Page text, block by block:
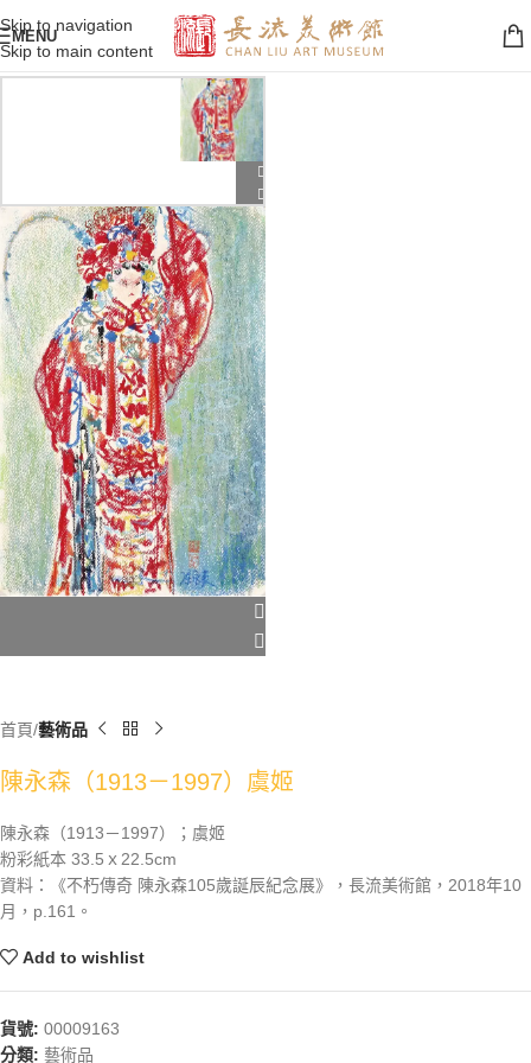
Skip to navigation
Skip to main content
MENU
首頁 藝術品
陳永森（1913－1997）虞姬
陳永森（1913－1997）；虞姬
粉彩紙本 33.5ｘ22.5cm
資料：《不朽傳奇 陳永森105歲誕辰紀念展》，長流美術館，2018年10
月，p.161。
Add to wishlist
貨號: 00009163
分類: 藝術品